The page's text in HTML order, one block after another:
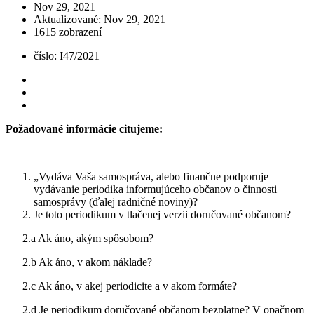
Nov 29, 2021
Aktualizované: Nov 29, 2021
1615 zobrazení
číslo: I47/2021
Požadované informácie citujeme:
„Vydáva Vaša samospráva, alebo finančne podporuje
vydávanie periodika informujúceho občanov o činnosti
samosprávy (ďalej radničné noviny)?
Je toto periodikum v tlačenej verzii doručované občanom?
2.a Ak áno, akým spôsobom?
2.b Ak áno, v akom náklade?
2.c Ak áno, v akej periodicite a v akom formáte?
2.d Je periodikum doručované občanom bezplatne? V opačnom